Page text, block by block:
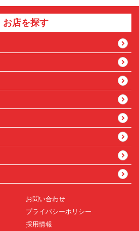
お店を探す
お問い合わせ
プライバシーポリシー
採用情報